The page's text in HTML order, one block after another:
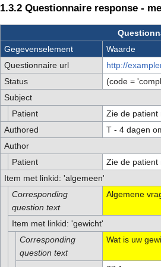
1.3.2 Questionnaire response -
Gegevenselement
Waarde
Questionnaire url
http://
Status
(code =
Subject
Patient
Zie de patient
Authored
T - 4 dagen
Author
Patient
Zie de patient
Item met linkid: 'algemeen'
Corresponding
question text
Algemene
Item met linkid: 'gewicht'
Corresponding
question text
Wat is uw